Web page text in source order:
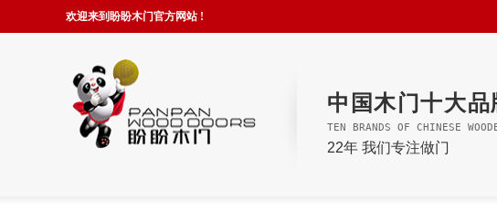
欢迎来到盼盼木门官方网站 !
中国木门十大品
TEN BRANDS OF CHINESE
22年 我们专注做门